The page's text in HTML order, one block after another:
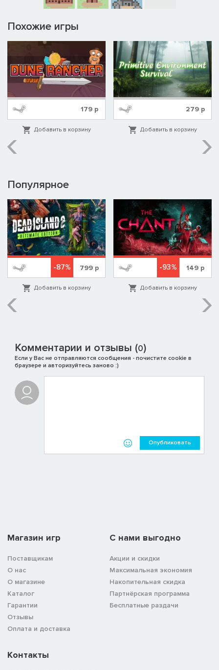
Похожие игры
179р
Добавить в корзину
279 р
Добавить в корзину
Популярное
-87% 799 р
Добавить в корзину
-93% 149 р
Добавить в корзину
Комментарии и отзывы (0)
Если у Вас не отправляются сообщения - почистите cookie в
браузере и авторизуйтесь заново :)
Опубликовать
Магазин игр
Поставщикам
О нас
О магазине
Каталог
Гарантии
Отзывы
Оплата и доставка
C нами выгодно
Акции и скидки
Максимальная экономия
Накопительная скидка
Партнёрская программа
Бесплатные раздачи
Контакты